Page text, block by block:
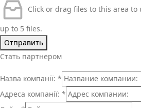
Click or drag files to this area to
up to 5 files.
Отправить
Стать партнером
Назва компанії: *
Адреса компанії: *